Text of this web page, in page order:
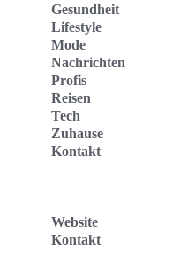
Gesundheit
Lifestyle
Mode
Nachrichten
Profis
Reisen
Tech
Zuhause
Kontakt
Website
Kontakt